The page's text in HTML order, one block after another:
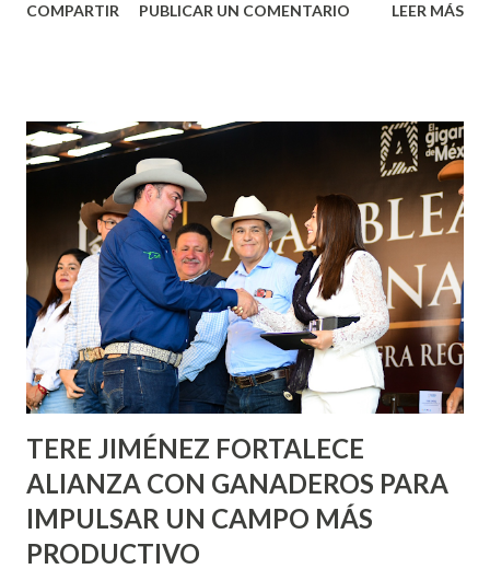
municipal, Leo Montañez dio inicio al programa
Corazón Urbano y el Municipio capital. Leo Montañez
informó que en este programa se usarán cerca de 90 mil
metros cuadrados de pintura, para dar inicio en la calle
Nieto, entre Jesús F. Elizondo y la calle 22 de Octubre, con
lo que se aplicará pintura en 66 casas. Posteriormente se
llevará este programa a Villas de Nuestra Señora de la
Asunción, Avenida Alameda y Decreto 27 de Septiembre, en
los edificios FOVISSSTE Ojo de Agua, en la comunidad
Norias de Paso Hondo y en los edificios de...
COMPARTIR PUBLICAR UN COMENTARIO LEER MÁS
TERE JIMÉNEZ FORTALECE
ALIANZA CON GANADEROS PARA
IMPULSAR UN CAMPO MÁS
PRODUCTIVO